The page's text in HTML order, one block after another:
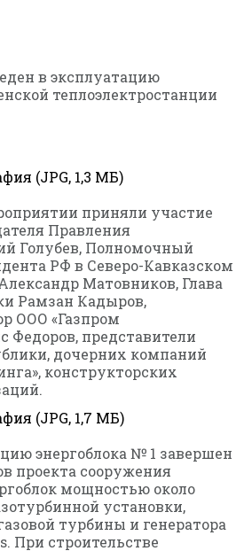
в эксплуатацию
теплоэлектростанции
(JPG, 1,3 МБ)
приняли участие
Правления
Голубев, Полномочный
РФ в Северо-Кавказском
Матовников, Глава
Рамзан Кадыров,
ООО «Газпром
Федоров, представители
дочерних компаний
конструкторских
(JPG, 1,7 МБ)
энергоблока № 1 завершен
проекта сооружения
мощностью около
установки,
турбины и генератора
При строительстве